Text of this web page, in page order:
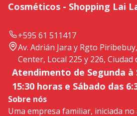
Cosméticos - Shopping Lai
+595 61 511417
Av. Adrián Jara y Rgto
Center, Local 225 y 226,
Atendimento de Segunda à
15:30 horas e Sábado das
Sobre nós
Uma empresa familiar, iniciada no